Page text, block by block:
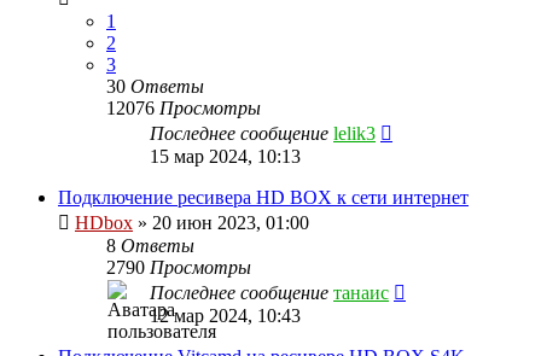
1
2
3
30 Ответы
12076 Просмотры
Последнее сообщение lelik3
15 мар 2024, 10:13
Подключение ресивера HD BOX к сети интернет
HDbox » 20 июн 2023, 01:00
8 Ответы
2790 Просмотры
Последнее сообщение танаис
12 мар 2024, 10:43